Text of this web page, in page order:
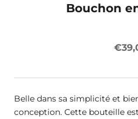
Bouchon
Belle dans sa simplicité et
conception. Cette bouteille